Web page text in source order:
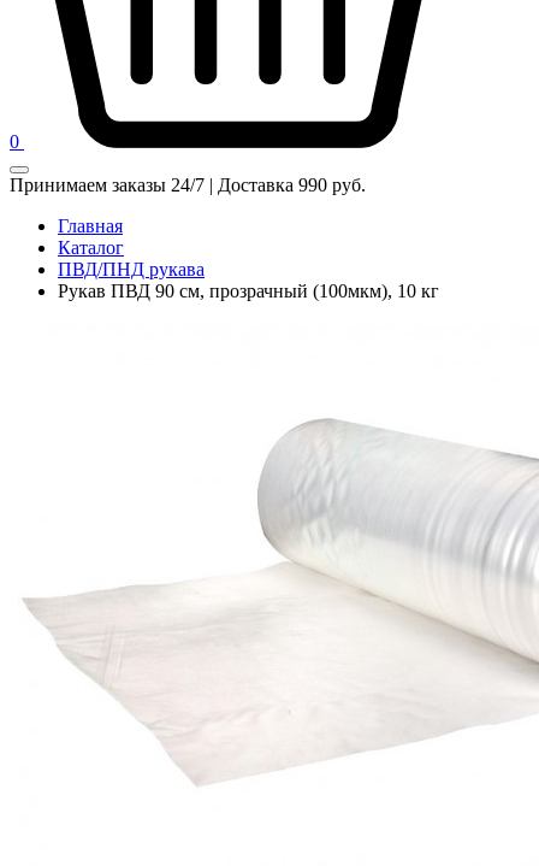
0
Принимаем заказы 24/7 | Доставка 990 руб.
Главная
Каталог
ПВД/ПНД рукава
Рукав ПВД 90 см, прозрачный (100мкм), 10 кг